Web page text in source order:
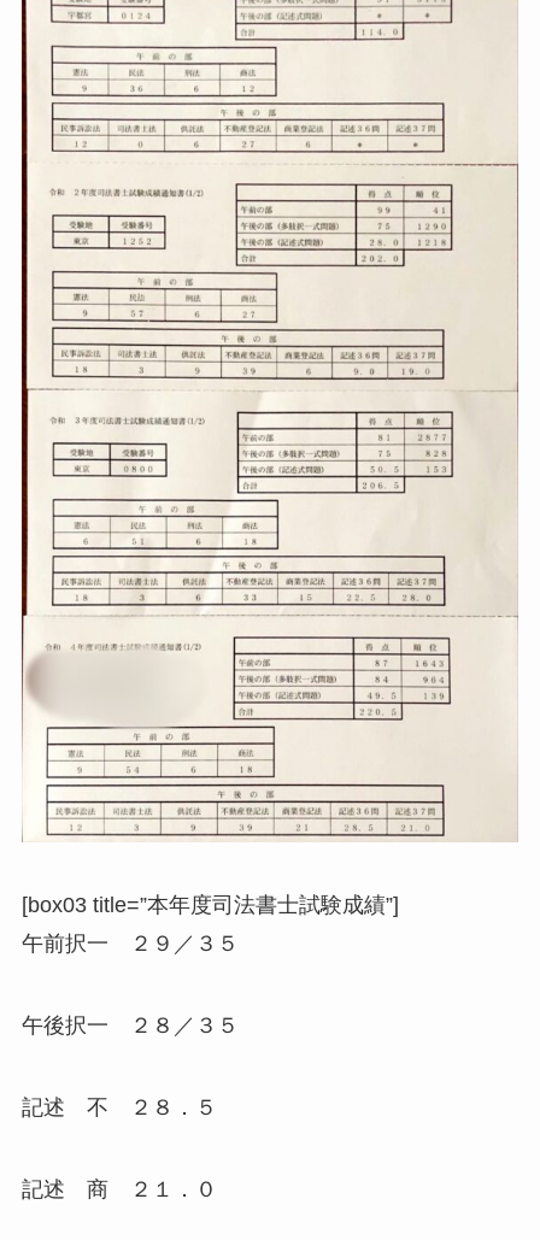
[box03 title=”本年度司法書士試験成績”]
午前択一 ２９／３５
午後択一 ２８／３５
記述 不 ２８．５
記述 商 ２１．０